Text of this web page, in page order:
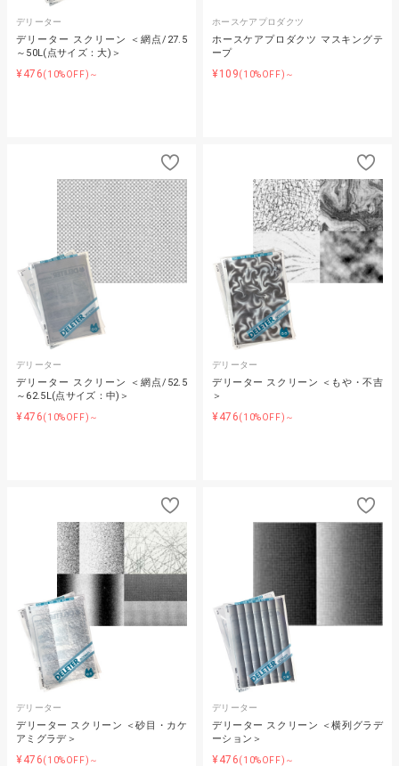
デリーター
デリーター スクリーン ＜網点/27.5
～50L(点サイズ：大)＞
¥476(10%OFF)～
ホースケアプロダクツ
ホースケアプロダクツ マスキングテ
ープ
¥109(10%OFF)～
デリーター
デリーター スクリーン ＜網点/52.5
～62.5L(点サイズ：中)＞
¥476(10%OFF)～
デリーター
デリーター スクリーン ＜もや・不吉
＞
¥476(10%OFF)～
デリーター
デリーター スクリーン ＜砂目・カケ
アミグラデ＞
¥476(10%OFF)～
デリーター
デリーター スクリーン ＜横列グラデ
ーション＞
¥476(10%OFF)～